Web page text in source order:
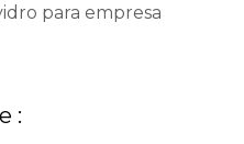
para empresa
: